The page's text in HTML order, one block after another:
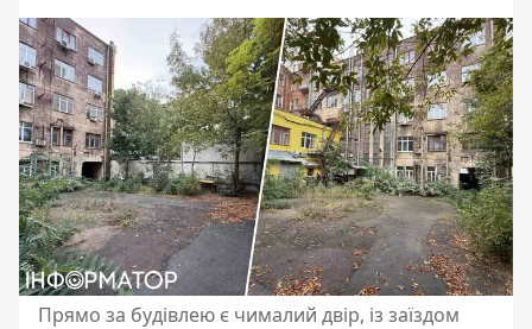
Прямо за будівлею є чималий двір, із заїздом